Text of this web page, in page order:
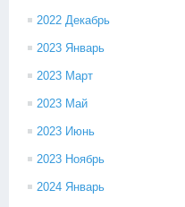
2022 Декабрь
2023 Январь
2023 Март
2023 Май
2023 Июнь
2023 Ноябрь
2024 Январь